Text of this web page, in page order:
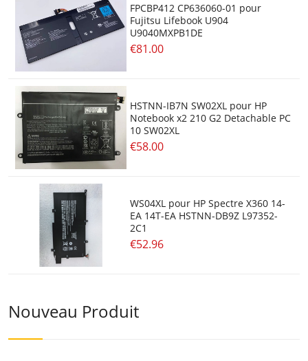
FPCBP412 CP636060-01 pour
Fujitsu Lifebook U904
U9040MXPB1DE
€81.00
HSTNN-IB7N SW02XL pour HP
Notebook x2 210 G2 Detachable PC
10 SW02XL
€58.00
WS04XL pour HP Spectre X360 14-
EA 14T-EA HSTNN-DB9Z L97352-
2C1
€52.96
Nouveau Produit